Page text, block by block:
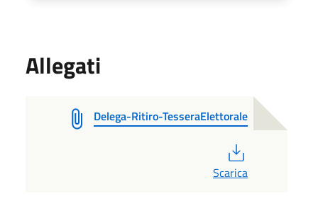
Allegati
Delega-Ritiro-TesseraElettorale
Scarica